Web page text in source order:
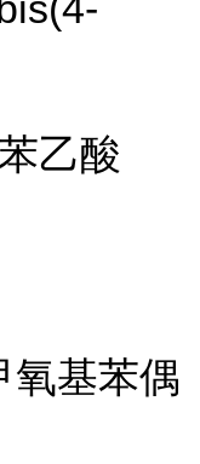
乙酸
氧基苯偶